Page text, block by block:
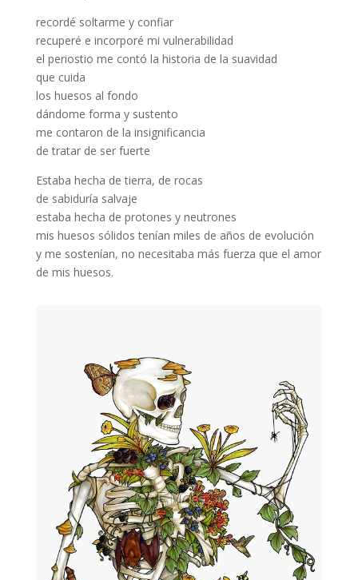
recordé soltarme y confiar
recuperé e incorporé mi vulnerabilidad
el periostio me contó la historia de la suavidad
que cuida
los huesos al fondo
dándome forma y sustento
me contaron de la insignificancia
de tratar de ser fuerte
Estaba hecha de tierra, de rocas
de sabiduría salvaje
estaba hecha de protones y neutrones
mis huesos sólidos tenían miles de años de evolución
y me sostenían, no necesitaba más fuerza que el amor
de mis huesos.